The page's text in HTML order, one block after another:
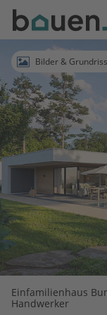
Bauen
Logo
Anmelden
Bilder &
Einfamilienhaus
Handwerker